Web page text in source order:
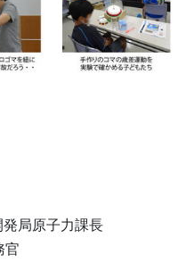
局原子力課長
官